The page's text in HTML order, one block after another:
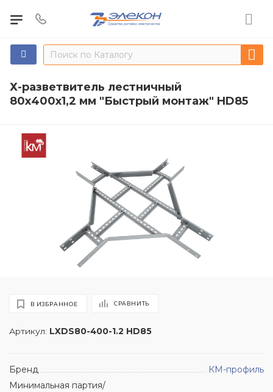
Х-разветвитель лестничный
80х400х1,2 мм "Быстрый монтаж" HD85
Артикул: LXDS80-400-1.2 HD85
В ИЗБРАННОЕ СРАВНИТЬ
Бренд
КМ-профиль
Минимальная партия/